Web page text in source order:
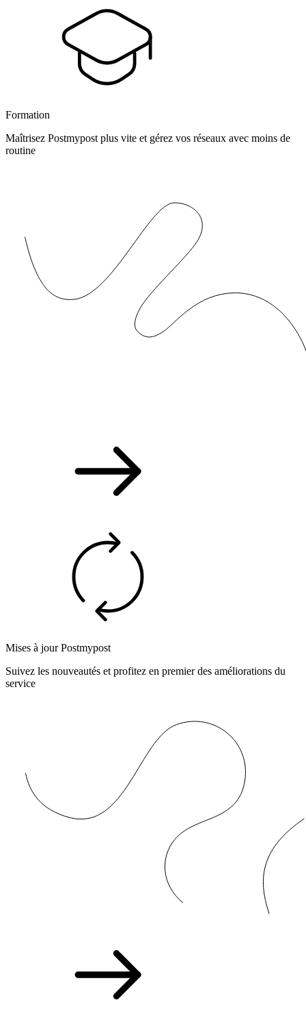
Formation
Maîtrisez Postmypost plus vite et gérez vos réseaux avec moins de
routine
Mises à jour Postmypost
Suivez les nouveautés et profitez en premier des améliorations du
service